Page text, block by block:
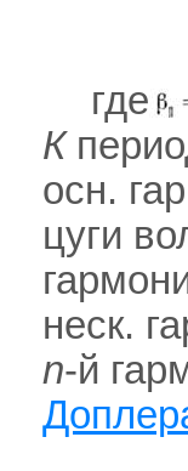
где
К
осн.
цуги
неск.
n-й